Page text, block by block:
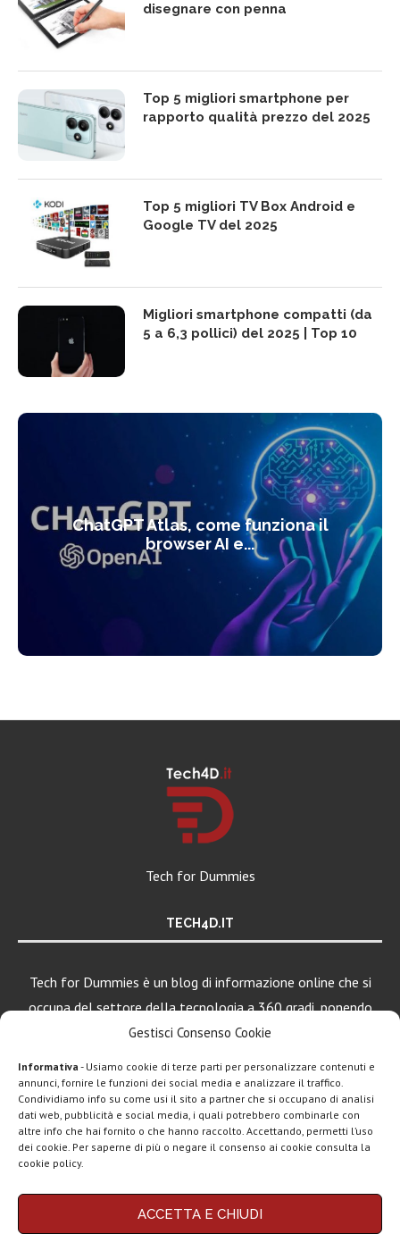
Gestisci Consenso Cookie
Informativa - Usiamo cookie di terze parti per personalizzare contenuti e
annunci, fornire le funzioni dei social media e analizzare il traffico.
Condividiamo info su come usi il sito a partner che si occupano di analisi
dati web, pubblicità e social media, i quali potrebbero combinarle con
altre info che hai fornito o che hanno raccolto. Accettando, permetti l’uso
dei cookie. Per saperne di più o negare il consenso ai cookie consulta la
cookie policy.
ACCETTA E CHIUDI
disegnare con penna
Top 5 migliori smartphone per
rapporto qualità prezzo del 2025
Top 5 migliori TV Box Android e
Google TV del 2025
Migliori smartphone compatti (da
5 a 6,3 pollici) del 2025 | Top 10
ChatGPT Atlas, come funziona il
browser AI e...
Tech for Dummies
TECH4D.IT
Tech for Dummies è un blog di informazione online che si
occupa del settore della tecnologia a 360 gradi, ponendo
una particolare attenzione al mondo Android, Apple e
Chi siamo Contatti Disclaimer Privacy policy
LEGGI ANCHE
Motorola rinnova